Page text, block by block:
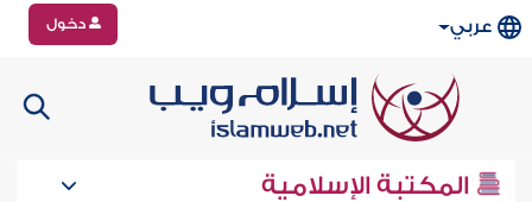
عربي دخول
المكتبة الإسلامية